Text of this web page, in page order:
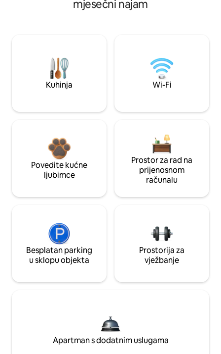
mjesečni najam
Kuhinja Wi-Fi
Povedite kućne
ljubimce
Prostor za rad na
prijenosnom
računalu
Besplatan parking
u sklopu objekta
Prostorija za
vježbanje
Apartman s dodatnim uslugama